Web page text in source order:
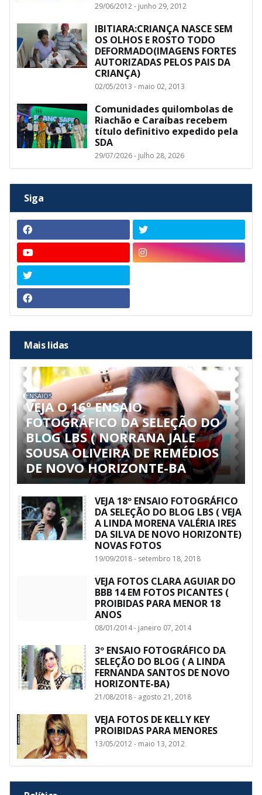
29/06/2012 - junho 29, 2012
IBITIARA:CRIANÇA NASCE SEM
OS OLHOS E ROSTO TODO
DEFORMADO(IMAGENS FORTES
AUTORIZADAS PELOS PAIS DA
CRIANÇA)
02/05/2013 - maio 02, 2013
Comunidades quilombolas de
Riachão e Caraíbas recebem
título definitivo expedido pela
SDA
29/07/2026 - julho 28, 2026
Siga
Mais lidas
ENSAIOS
VEJA O 16º ENSAIO
FOTOGRÁFICO DA SELEÇÃO DO
BLOG LBS ( NORRANA JALE
SOUSA OLIVEIRA DE REMÉDIOS
DE NOVO HORIZONTE-BA
VEJA 18º ENSAIO FOTOGRÁFICO
DA SELEÇÃO DO BLOG LBS ( VEJA
A LINDA MORENA VALÉRIA IRES
DA SILVA DE NOVO HORIZONTE)
NOVAS FOTOS
19/09/2018 - setembro 18, 2018
VEJA FOTOS CLARA AGUIAR DO
BBB 14 EM FOTOS PICANTES (
PROIBIDAS PARA MENOR 18
ANOS
08/01/2014 - janeiro 07, 2014
3º ENSAIO FOTOGRÁFICO DA
SELEÇÃO DO BLOG ( A LINDA
FERNANDA SANTOS DE NOVO
HORIZONTE-BA)
21/08/2018 - agosto 21, 2018
VEJA FOTOS DE KELLY KEY
PROIBIDAS PARA MENORES
13/05/2012 - maio 13, 2012